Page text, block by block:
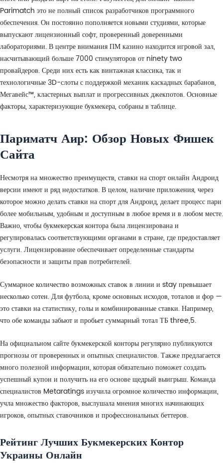
Parimatch это не полный список разработчиков программного
обеспечения. Он постоянно пополняется новыми студиями, которые
выпускают лицензионный софт, проверенный доверенными
лабораториями. В центре внимания ПМ казино находится игровой зал,
насчитывающий больше 7000 стимуляторов от ninety two
провайдеров. Среди них есть как винтажная классика, так и
технологичные 3D-слоты с поддержкой механик каскадных барабанов,
Мегавейс™, кластерных выплат и прогрессивных джекпотов. Основные
факторы, характеризующие букмекера, собраны в таблице.
Париматч Аир: Обзор Новых Фишек
Сайта
Несмотря на множество преимуществ, ставки на спорт онлайн Андроид
версии имеют и ряд недостатков. В целом, наличие приложения, через
которое можно делать ставки на спорт для Андроид, делает процесс пари
более мобильным, удобным и доступным в любое время и в любом месте.
Важно, чтобы букмекерская контора была лицензирована и
регулировалась соответствующими органами в стране, где предоставляет
услуги. Лицензирование обеспечивает определенные стандарты
безопасности и защиты прав потребителей.
Суммарное количество возможных ставок в линии и stay превышает
несколько сотен. Для футбола, кроме основных исходов, тоталов и фор —
это ставки на статистику, голы и комбинированные ставки. Например,
что обе команды забьют и пробьет суммарный тотал ТБ three,5.
На официальном сайте букмекерской конторы регулярно публикуются
прогнозы от проверенных и опытных специалистов. Также предлагается
много полезной информации, которая обязательно поможет создать
успешный купон и получить на его основе щедрый выигрыш. Команда
специалистов Metaratings изучила огромное количество информации,
учла множество факторов, выслушала мнения многих начинающих
игроков, опытных ставочников и профессиональных беттеров.
Рейтинг Лучших Букмекерских Контор
Украины Онлайн